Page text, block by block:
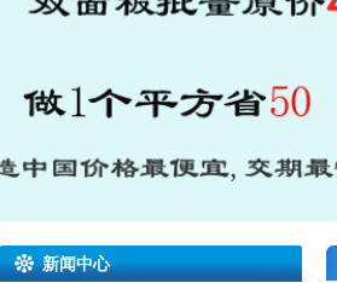
新闻中心